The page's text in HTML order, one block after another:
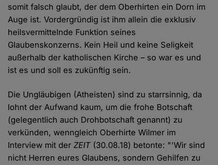
somit falsch glaubt, der dem Oberhirten ein Dorn im
Auge ist. Vordergründig ist ihm allein die exklusiv
heilsvermittelnde Funktion seines
Glaubenskonzerns. Kein Heil und keine Seligkeit
außerhalb der katholischen Kirche – so war es und
ist es und soll es zukünftig sein.
Die Ungläubigen (Atheisten) sind zu starrsinnig, da
lohnt der Aufwand kaum, um die frohe Botschaft
(gelegentlich auch Drohbotschaft genannt) zu
verkünden, wenngleich Oberhirte Wilmer im
Interview mit derZEIT (30.08.18) betonte: "'Wir sind
nicht Herren eures Glaubens, sondern Gehilfen zu